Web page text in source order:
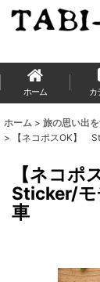
ホーム カ
ホーム > 旅の思い出
>
【ネコポスOK】
【ネコ
Sticker/
車